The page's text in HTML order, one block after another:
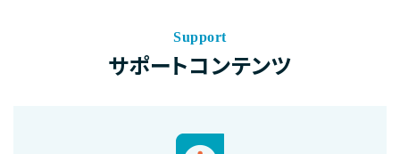
Support
サポートコンテンツ